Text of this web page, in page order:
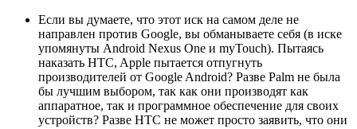
Если вы думаете, что этот иск на самом деле не
направлен против Google, вы обманываете себя (в иске
упомянуты Android Nexus One и myTouch). Пытаясь
наказать HTC, Apple пытается отпугнуть
производителей от Google Android? Разве Palm не была
бы лучшим выбором, так как они производят как
аппаратное, так и программное обеспечение для своих
устройств? Разве HTC не может просто заявить, что они